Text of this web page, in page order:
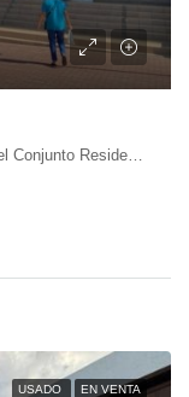
Colombia, Tolima, Ibagué, Bosque San Ángel Conjunto Residencial, Carrera 6sur, Ibagué, Tolima, Colombia
USADO EN VENTA